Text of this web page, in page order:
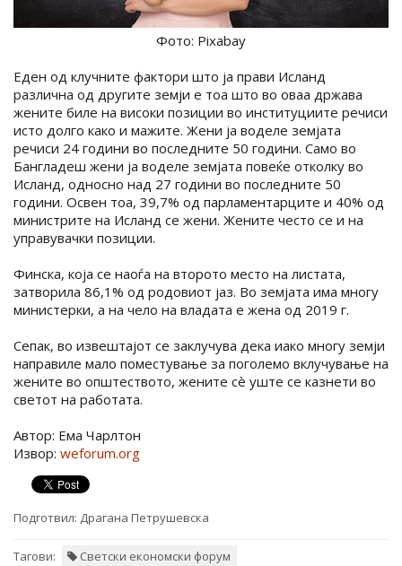
Фото: Pixabay
Еден од клучните фактори што ја прави Исланд
различна од другите земји е тоа што во оваа држава
жените биле на високи позиции во институциите речиси
исто долго како и мажите. Жени ја воделе земјата
речиси 24 години во последните 50 години. Само во
Бангладеш жени ја воделе земјата повеќе отколку во
Исланд, односно над 27 години во последните 50
години. Освен тоа, 39,7% од парламентарците и 40% од
министрите на Исланд се жени. Жените често се и на
управувачки позиции.
Финска, која се наоѓа на второто место на листата,
затворила 86,1% од родовиот јаз. Во земјата има многу
министерки, а на чело на владата е жена од 2019 г.
Сепак, во извештајот се заклучува дека иако многу земји
направиле мало поместување за поголемо вклучување на
жените во општеството, жените сè уште се казнети во
светот на работата.
Автор: Ема Чарлтон
Извор: weforum.org
Подготвил: Драгана Петрушевска
Тагови:
Светски економски форум